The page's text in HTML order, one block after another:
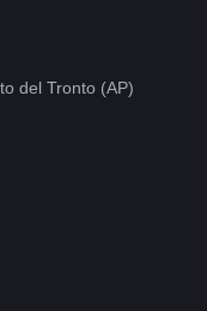
del Tronto (AP)